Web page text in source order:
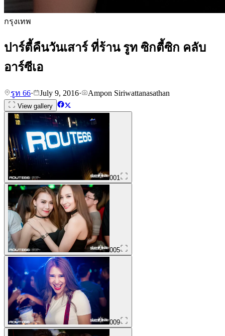
กรุงเทพ
ปาร์ตี้คืนวันเสาร์ ที่ร้าน รูท ซิกตี้ซิก คลับ
อาร์ซีเอ
รูท 66· July 9, 2016· Ampon Siriwattanasathan
View gallery
001
005
009